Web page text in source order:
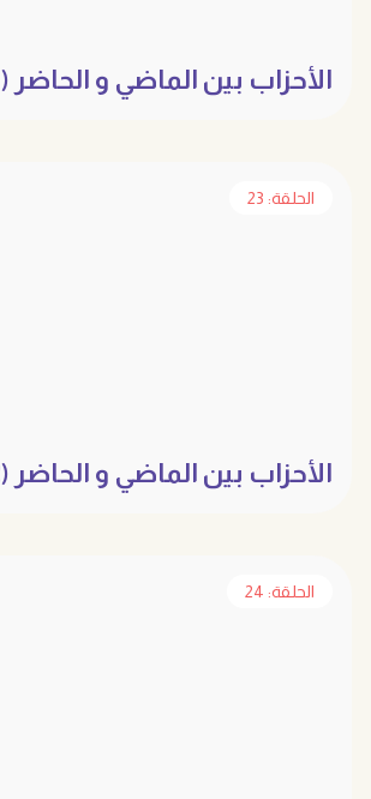
الأحزاب بين الماضي و الحاضر (1)
الحلقة: 23
الأحزاب بين الماضي و الحاضر (2)
الحلقة: 24